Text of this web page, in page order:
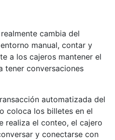
cambia del
manual, contar y
a los cajeros mantener el
tener conversaciones
automatizada del
coloca los billetes en el
realiza el conteo, el cajero
y conectarse con